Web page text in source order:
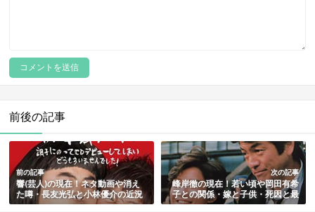
前後の記事
前の記事
響(芸人)の現在！ネタ動画や消え
た噂・長友光弘と小林優介の近況
まとめ
次の記事
峰岸徹の現在！若い頃や岡田有希
子との関係・嫁と子供・死因と最
期も総まとめ